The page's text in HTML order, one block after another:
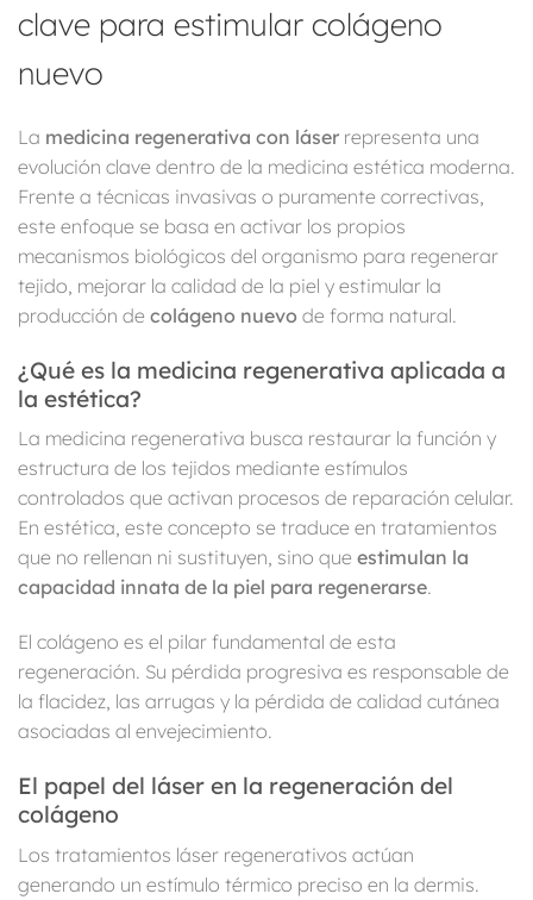
clave para estimular colágeno
nuevo
La medicina regenerativa con láser representa una
evolución clave dentro de la medicina estética moderna.
Frente a técnicas invasivas o puramente correctivas,
este enfoque se basa en activar los propios
mecanismos biológicos del organismo para regenerar
tejido, mejorar la calidad de la piel y estimular la
producción de colágeno nuevo de forma natural.
¿Qué es la medicina regenerativa aplicada a
la estética?
La medicina regenerativa busca restaurar la función y
estructura de los tejidos mediante estímulos
controlados que activan procesos de reparación celular.
En estética, este concepto se traduce en tratamientos
que no rellenan ni sustituyen, sino que estimulan la
capacidad innata de la piel para regenerarse.
El colágeno es el pilar fundamental de esta
regeneración. Su pérdida progresiva es responsable de
la flacidez, las arrugas y la pérdida de calidad cutánea
asociadas al envejecimiento.
El papel del láser en la regeneración del
colágeno
Los tratamientos láser regenerativos actúan
generando un estímulo térmico preciso en la dermis.